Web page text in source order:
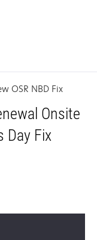
OSR NBD Fix
Onsite
Day Fix